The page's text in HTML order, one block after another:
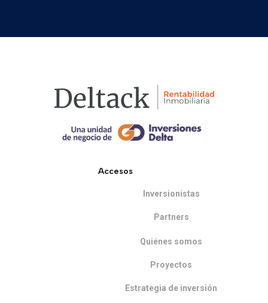
Accesos
Inversionistas
Partners
Quiénes somos
Proyectos
Estrategia de inversión